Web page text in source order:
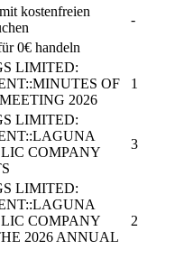
kostenfreien
-
0€ handeln
LIMITED:
OF
2026
1
LIMITED:
COMPANY
3
LIMITED:
COMPANY
2026 ANNUAL
2